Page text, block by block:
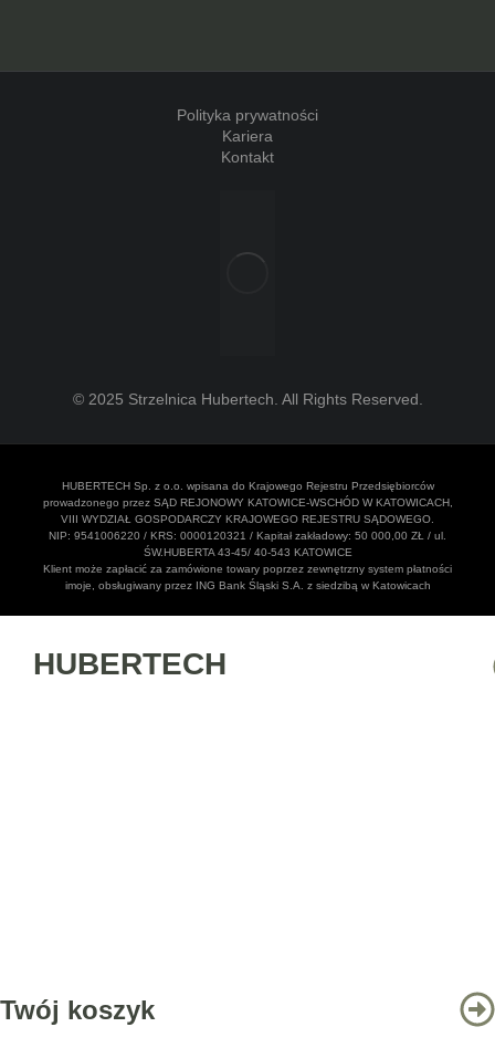
© 2025 Strzelnica Hubertech. All Rights Reserved.
Polityka prywatności
Kariera
Kontakt
HUBERTECH Sp. z o.o. wpisana do Krajowego Rejestru Przedsiębiorców
prowadzonego przez SĄD REJONOWY KATOWICE-WSCHÓD W KATOWICACH,
VIII WYDZIAŁ GOSPODARCZY KRAJOWEGO REJESTRU SĄDOWEGO.
NIP: 9541006220 / KRS: 0000120321 / Kapitał zakładowy: 50 000,00 ZŁ / ul.
ŚW.HUBERTA 43-45/ 40-543 KATOWICE
Klient może zapłacić za zamówione towary poprzez zewnętrzny system płatności
imoje, obsługiwany przez ING Bank Śląski S.A. z siedzibą w Katowicach
HUBERTECH
Twój koszyk